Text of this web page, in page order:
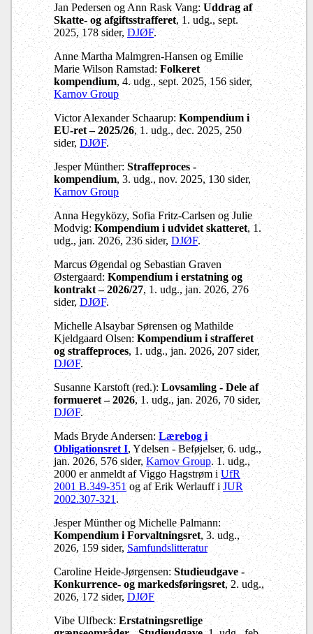
Jan Pedersen og Ann Rask Vang: Uddrag af
Skatte- og afgiftsstrafferet, 1. udg., sept.
2025, 178 sider,DJØF.
Anne Martha Malmgren-Hansen og Emilie
Marie Wilson Ramstad:Folkeret
kompendium, 4. udg., sept. 2025, 156 sider,
Karnov Group
Victor Alexander Schaarup:Kompendium i
EU-ret – 2025/26, 1. udg., dec. 2025, 250
sider, DJØF.
Jesper Münther: Straffeproces -
kompendium, 3. udg., nov. 2025, 130 sider,
Karnov Group
Anna Hegyközy, Sofia Fritz-Carlsen og Julie
Modvig:Kompendium i udvidet skatteret, 1.
udg., jan. 2026, 236 sider, DJØF.
Marcus Øgendal og Sebastian Graven
Østergaard: Kompendium i erstatning og
kontrakt – 2026/27, 1. udg., jan. 2026, 276
sider,DJØF.
Michelle Alsaybar Sørensen og Mathilde
Kjeldgaard Olsen:Kompendium i strafferet
og straffeproces, 1. udg., jan. 2026, 207 sider,
DJØF.
Susanne Karstoft (red.):Lovsamling - Dele af
formueret – 2026, 1. udg., jan. 2026, 70 sider,
DJØF.
Mads Bryde Andersen:Lærebog i
Obligationsret I, Ydelsen - Beføjelser, 6. udg.,
jan. 2026, 576 sider,Karnov Group. 1. udg.,
2000 er anmeldt af Viggo Hagstrøm iUfR
2001 B.349-351og af Erik Werlauff iJUR
2002.307-321.
Jesper Münther og Michelle Palmann:
Kompendium i Forvaltningsret, 3. udg.,
2026, 159 sider,Samfundslitteratur
Caroline Heide-Jørgensen: Studieudgave -
Konkurrence- og markedsføringsret, 2. udg.,
2026, 172 sider, DJØF
Vibe Ulfbeck:Erstatningsretlige